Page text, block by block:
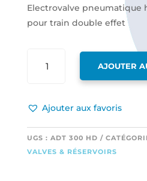
Electrovalve pneumatique
pour train double effet
ELECTROVALVE
HAUT
JETRONIC
POUR
AJOUTER
Ajouter aux favoris
UGS : ADT 300 HD
VALVES & RÉSERVOIRS